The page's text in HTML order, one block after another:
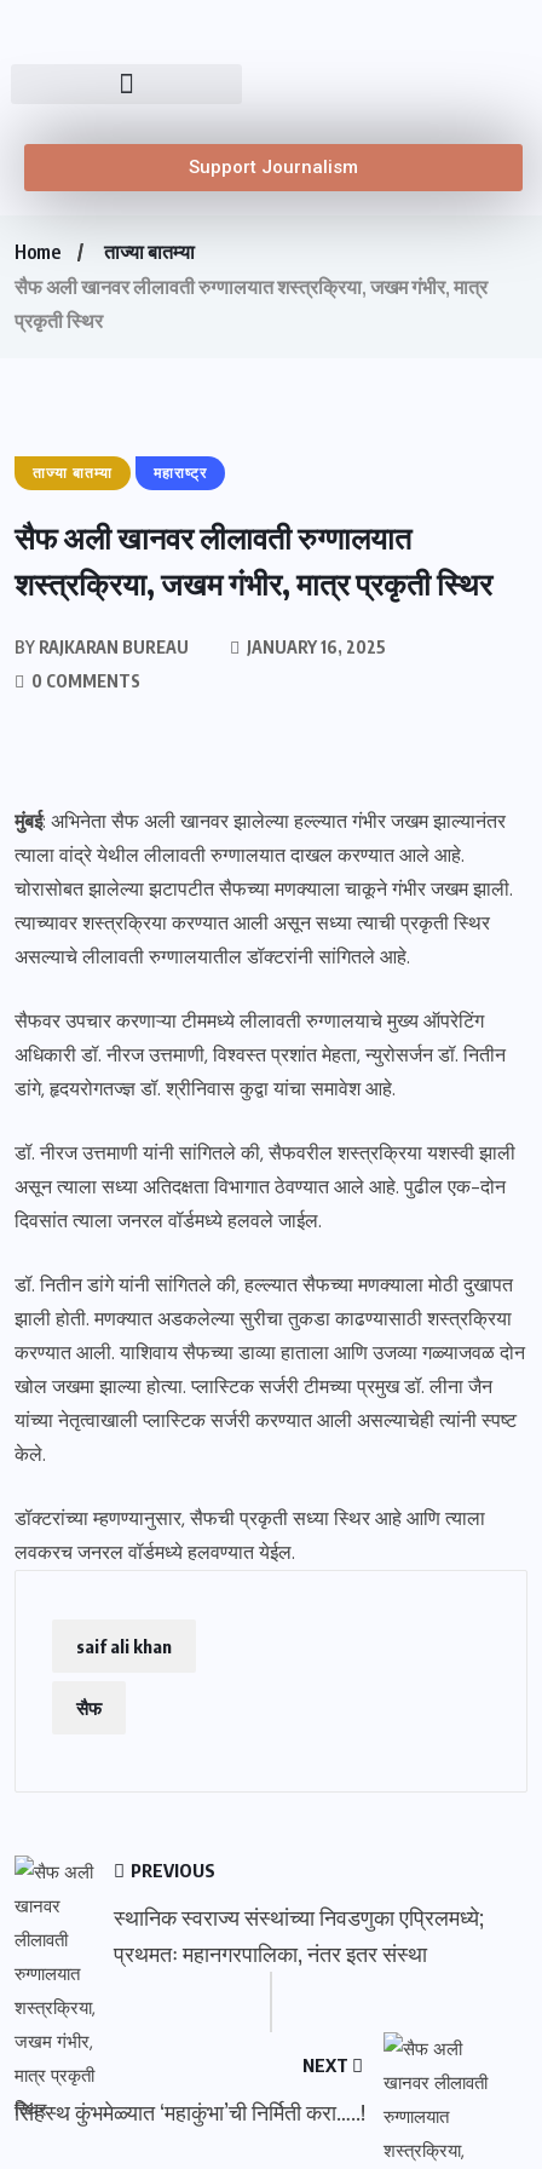
Support Journalism
Home
ताज्या बातम्या
सैफ अली खानवर लीलावती रुग्णालयात शस्त्रक्रिया, जखम गंभीर, मात्र
प्रकृती स्थिर
ताज्या बातम्या महाराष्ट्र
सैफ अली खानवर लीलावती रुग्णालयात
शस्त्रक्रिया, जखम गंभीर, मात्र प्रकृती स्थिर
BY RAJKARAN BUREAU
JANUARY 16, 2025
0 COMMENTS
मुंबई: अभिनेता सैफ अली खानवर झालेल्या हल्ल्यात गंभीर जखम झाल्यानंतर
त्याला वांद्रे येथील लीलावती रुग्णालयात दाखल करण्यात आले आहे.
चोरासोबत झालेल्या झटापटीत सैफच्या मणक्याला चाकूने गंभीर जखम झाली.
त्याच्यावर शस्त्रक्रिया करण्यात आली असून सध्या त्याची प्रकृती स्थिर
असल्याचे लीलावती रुग्णालयातील डॉक्टरांनी सांगितले आहे.
सैफवर उपचार करणाऱ्या टीममध्ये लीलावती रुग्णालयाचे मुख्य ऑपरेटिंग
अधिकारी डॉ. नीरज उत्तमाणी, विश्वस्त प्रशांत मेहता, न्युरोसर्जन डॉ. नितीन
डांगे, हृदयरोगतज्ज्ञ डॉ. श्रीनिवास कुद्वा यांचा समावेश आहे.
डॉ. नीरज उत्तमाणी यांनी सांगितले की, सैफवरील शस्त्रक्रिया यशस्वी झाली
असून त्याला सध्या अतिदक्षता विभागात ठेवण्यात आले आहे. पुढील एक-दोन
दिवसांत त्याला जनरल वॉर्डमध्ये हलवले जाईल.
डॉ. नितीन डांगे यांनी सांगितले की, हल्ल्यात सैफच्या मणक्याला मोठी दुखापत
झाली होती. मणक्यात अडकलेल्या सुरीचा तुकडा काढण्यासाठी शस्त्रक्रिया
करण्यात आली. याशिवाय सैफच्या डाव्या हाताला आणि उजव्या गळ्याजवळ दोन
खोल जखमा झाल्या होत्या. प्लास्टिक सर्जरी टीमच्या प्रमुख डॉ. लीना जैन
यांच्या नेतृत्वाखाली प्लास्टिक सर्जरी करण्यात आली असल्याचेही त्यांनी स्पष्ट
केले.
डॉक्टरांच्या म्हणण्यानुसार, सैफची प्रकृती सध्या स्थिर आहे आणि त्याला
लवकरच जनरल वॉर्डमध्ये हलवण्यात येईल.
saif ali khan
सैफ
PREVIOUS
स्थानिक स्वराज्य संस्थांच्या निवडणुका एप्रिलमध्ये;
प्रथमतः महानगरपालिका, नंतर इतर संस्था
NEXT
सिंहस्थ कुंभमेळ्यात ‘महाकुंभा’ची निर्मिती करा…..!